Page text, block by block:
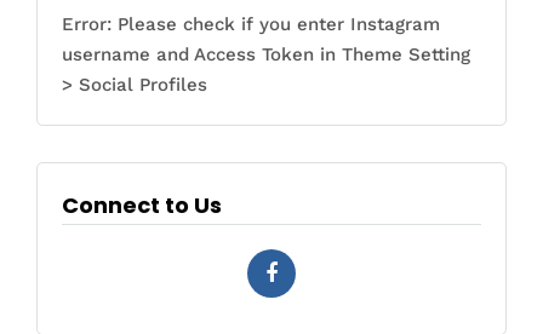
Error: Please check if you enter Instagram
username and Access Token in Theme Setting
> Social Profiles
Connect to Us